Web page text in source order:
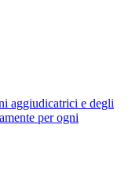
aggiudicatrici e degli
per ogni